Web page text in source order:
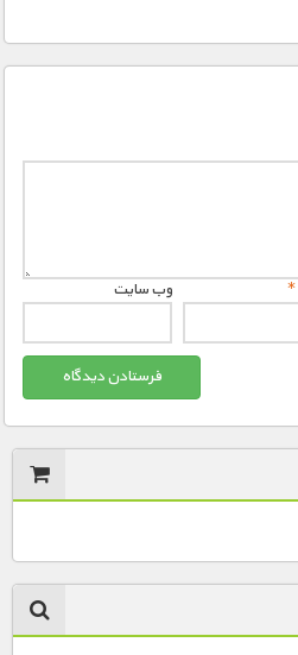
* وب‌ سایت